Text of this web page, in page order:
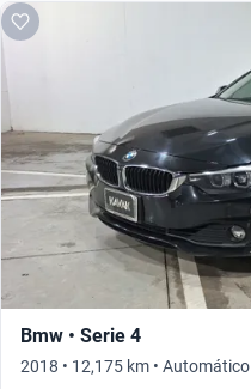
Bmw • Serie 4
2018 • 12,175 km • Automático